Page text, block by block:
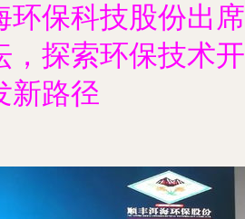
环保科技股份出席
，探索环保技术开
新路径